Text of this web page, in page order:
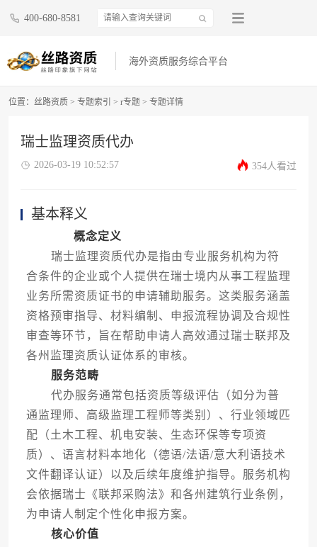
400-680-8581
海外资质服务综合平台
位置： 丝路资质 > 专题索引 > r专题 > 专题详情
瑞士监理资质代办
2026-03-19 10:52:57 354人看过
基本释义
概念定义
瑞士监理资质代办是指由专业服务机构为符
合条件的企业或个人提供在瑞士境内从事工程监理
业务所需资质证书的申请辅助服务。这类服务涵盖
资格预审指导、材料编制、申报流程协调及合规性
审查等环节，旨在帮助申请人高效通过瑞士联邦及
各州监理资质认证体系的审核。
服务范畴
代办服务通常包括资质等级评估（如分为普
通监理师、高级监理工程师等类别）、行业领域匹
配（土木工程、机电安装、生态环保等专项资
质）、语言材料本地化（德语/法语/意大利语技术
文件翻译认证）以及后续年度维护指导。服务机构
会依据瑞士《联邦采购法》和各州建筑行业条例，
为申请人制定个性化申报方案。
核心价值